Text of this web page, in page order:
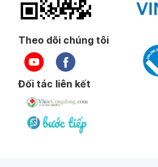
Theo dõi chúng tôi
Đối tác liên kết